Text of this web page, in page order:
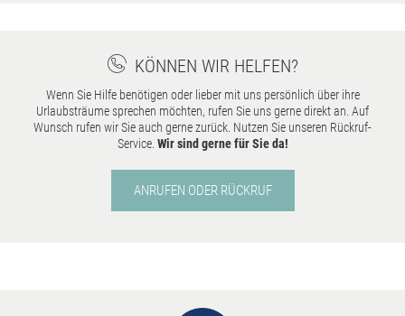
KÖNNEN WIR HELFEN?
Wenn Sie Hilfe benötigen oder lieber mit uns persönlich über ihre
Urlaubsträume sprechen möchten, rufen Sie uns gerne direkt an. Auf
Wunsch rufen wir Sie auch gerne zurück. Nutzen Sie unseren Rückruf-
Service. Wir sind gerne für Sie da!
ANRUFEN ODER RÜCKRUF